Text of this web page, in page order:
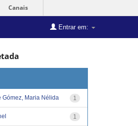
Canais
Entrar em:
1
Gómez, Maria Nélida
1